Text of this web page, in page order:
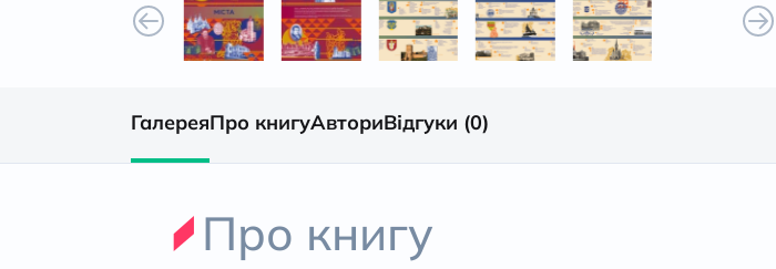
ГалереяПро книгуАвториВідгуки (0)
Про книгу